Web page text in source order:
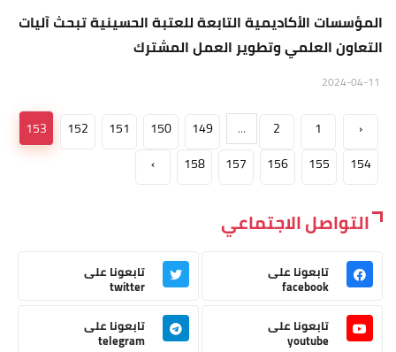
المؤسسات الأكاديمية التابعة للعتبة الحسينية تبحث آليات
التعاون العلمي وتطوير العمل المشترك
‹
1
2
...
149
150
151
152
153
154
155
156
157
158
›
التواصل الاجتماعي
تابعونا على
facebook
تابعونا على
twitter
تابعونا على
youtube
تابعونا على
telegram